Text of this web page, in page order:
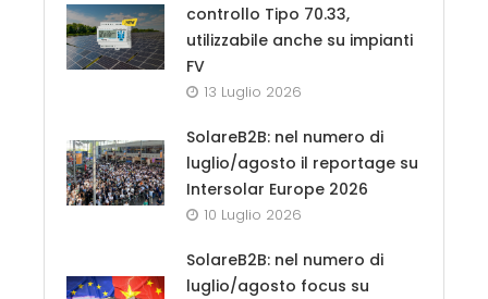
controllo Tipo 70.33,
utilizzabile anche su impianti
FV
13 Luglio 2026
SolareB2B: nel numero di
luglio/agosto il reportage su
Intersolar Europe 2026
10 Luglio 2026
SolareB2B: nel numero di
luglio/agosto focus su